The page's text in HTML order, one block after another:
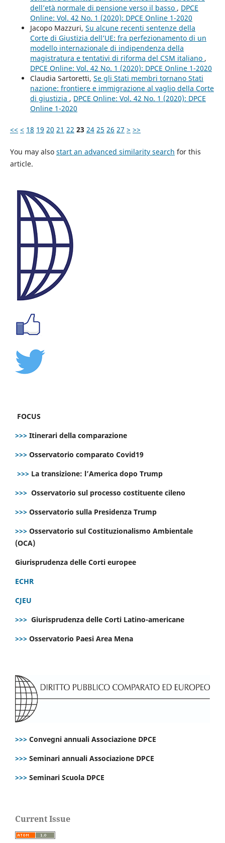
dell’età normale di pensione verso il basso , DPCE
Online: Vol. 42 No. 1 (2020): DPCE Online 1-2020
Jacopo Mazzuri, Su alcune recenti sentenze della
Corte di Giustizia dell’UE: fra perfezionamento di un
modello internazionale di indipendenza della
magistratura e tentativi di riforma del CSM italiano ,
DPCE Online: Vol. 42 No. 1 (2020): DPCE Online 1-2020
Claudia Sartoretti, Se gli Stati membri tornano Stati
nazione: frontiere e immigrazione al vaglio della Corte
di giustizia , DPCE Online: Vol. 42 No. 1 (2020): DPCE
Online 1-2020
<< < 18 19 20 21 22 23 24 25 26 27 > >>
You may also start an advanced similarity search for this
article.
FOCUS
>>> Itinerari della comparazione
>>> Osservatorio comparato Covid19
>>> La transizione: l’America dopo Trump
>>> Osservatorio sul processo costituente cileno
>>> Osservatorio sulla Presidenza Trump
>>> Osservatorio sul Costituzionalismo Ambientale
(OCA)
Giurisprudenza delle Corti europee
ECHR
CJEU
>>> Giurisprudenza delle Corti Latino-americane
>>> Osservatorio Paesi Area Mena
>>> Convegni annuali Associazione DPCE
>>> Seminari annuali Associazione DPCE
>>> Seminari Scuola DPCE
Current Issue